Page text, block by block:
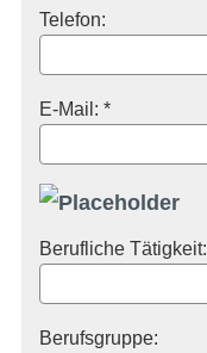
Telefon:
E-Mail: *
Berufliche Tätigkeit:
Berufsgruppe: